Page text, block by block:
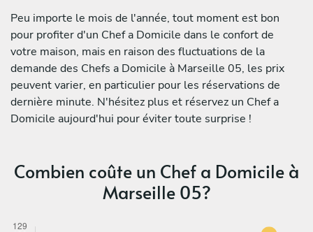
Peu importe le mois de l'année, tout moment est bon
pour profiter d'un Chef a Domicile dans le confort de
votre maison, mais en raison des fluctuations de la
demande des Chefs a Domicile à Marseille 05, les prix
peuvent varier, en particulier pour les réservations de
dernière minute. N'hésitez plus et réservez un Chef a
Domicile aujourd'hui pour éviter toute surprise !
Combien coûte un Chef a Domicile à
Marseille 05?